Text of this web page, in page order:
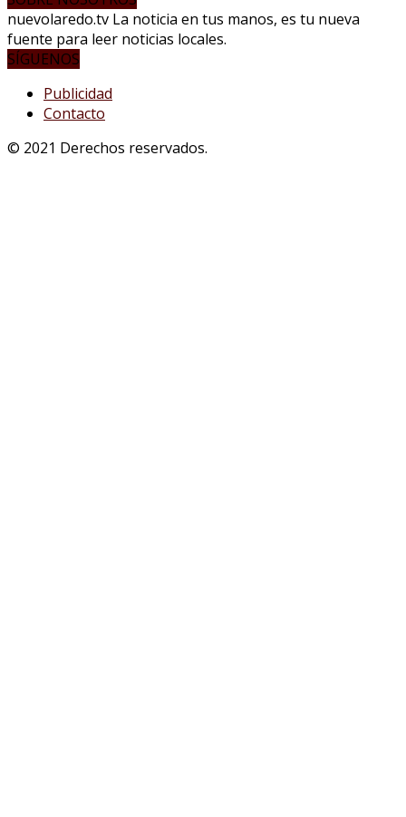
nuevolaredo.tv La noticia en tus manos, es tu nueva
fuente para leer noticias locales.
SÍGUENOS
Publicidad
Contacto
© 2021 Derechos reservados.